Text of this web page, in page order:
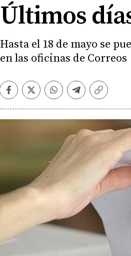
Últimos
Hasta el 18 de mayo se
en las oficinas de Correos
Facebook
TwitterWhatsapp
Telegram
Copiar